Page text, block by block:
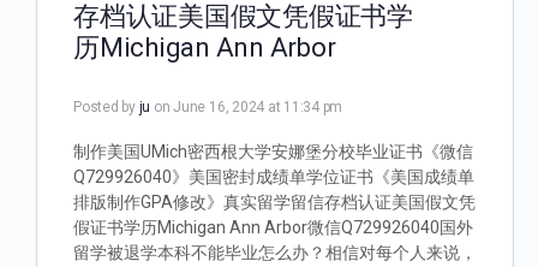
存档认证美国假文凭假证书学
历Michigan Ann Arbor
Posted by ju on June 16, 2024 at 11:34 pm
制作美国UMich密西根大学安娜堡分校毕业证书《微信
Q729926040》美国密封成绩单学位证书《美国成绩单
排版制作GPA修改》真实留学留信存档认证美国假文凭
假证书学历Michigan Ann Arbor微信Q729926040国外
留学被退学本科不能毕业怎么办？相信对每个人来说，